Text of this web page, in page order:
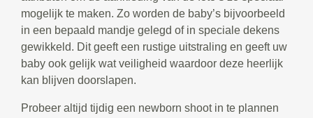
mogelijk te maken. Zo worden de baby’s bijvoorbeeld
in een bepaald mandje gelegd of in speciale dekens
gewikkeld. Dit geeft een rustige uitstraling en geeft uw
baby ook gelijk wat veiligheid waardoor deze heerlijk
kan blijven doorslapen.
Probeer altijd tijdig een newborn shoot in te plannen